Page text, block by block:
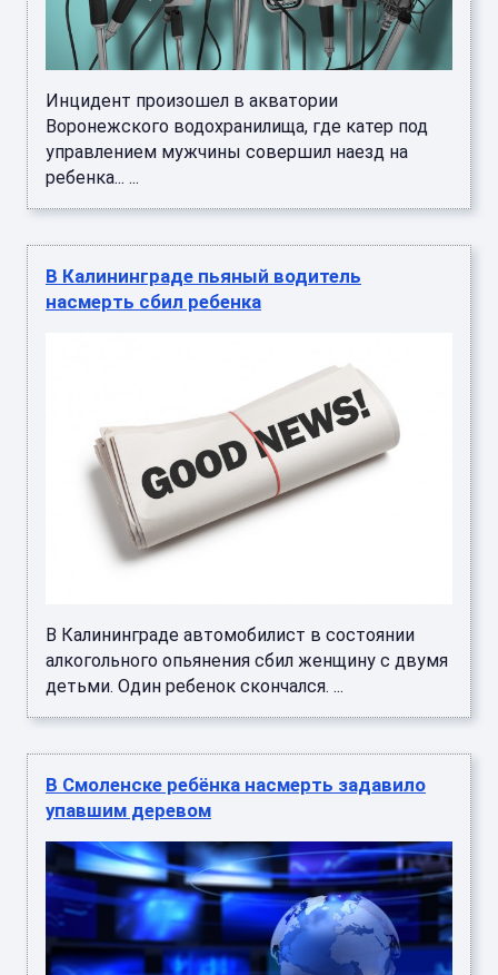
Инцидент произошел в акватории
Воронежского водохранилища, где катер под
управлением мужчины совершил наезд на
ребенка... ...
В Калининграде пьяный водитель
насмерть сбил ребенка
В Калининграде автомобилист в состоянии
алкогольного опьянения сбил женщину с двумя
детьми. Один ребенок скончался. ...
В Смоленске ребёнка насмерть задавило
упавшим деревом